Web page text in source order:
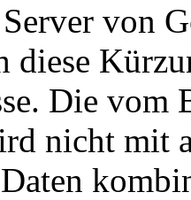
von
diese
Die vom
nicht mit